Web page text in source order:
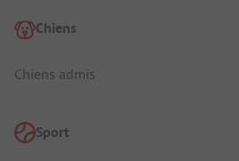
Chiens
Chiens admis
Sport